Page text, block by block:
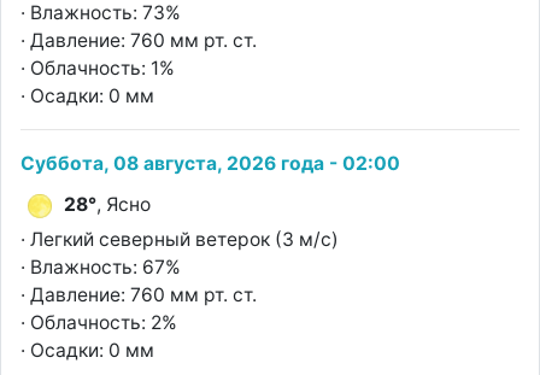
· Влажность: 73%
· Давление: 760 мм рт. ст.
· Облачность: 1%
· Осадки: 0 мм
Суббота, 08 августа, 2026 года - 02:00
28°, Ясно
· Легкий северный ветерок (3 м/с)
· Влажность: 67%
· Давление: 760 мм рт. ст.
· Облачность: 2%
· Осадки: 0 мм